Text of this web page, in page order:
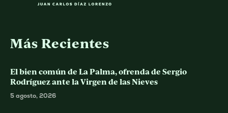
Más Recientes
El bien común de La Palma, ofrenda de Sergio
Rodríguez ante la Virgen de las Nieves
5 agosto, 2026